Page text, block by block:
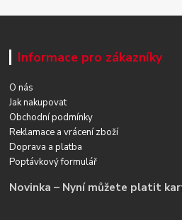
Informace pro zákazníky
O nás
Jak nakupovat
Obchodní podmínky
Reklamace a vrácení zboží
Doprava a platba
Poptávkový formulář
Novinka – Nyní můžete platit